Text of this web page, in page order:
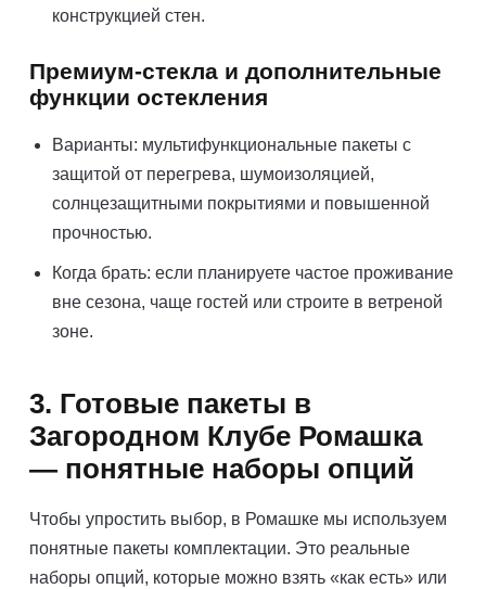
конструкцией стен.
Премиум-стекла и дополнительные
функции остекления
Варианты: мультифункциональные пакеты с
защитой от перегрева, шумоизоляцией,
солнцезащитными покрытиями и повышенной
прочностью.
Когда брать: если планируете частое проживание
вне сезона, чаще гостей или строите в ветреной
зоне.
3. Готовые пакеты в
Загородном Клубе Ромашка
— понятные наборы опций
Чтобы упростить выбор, в Ромашке мы используем
понятные пакеты комплектации. Это реальные
наборы опций, которые можно взять «как есть» или